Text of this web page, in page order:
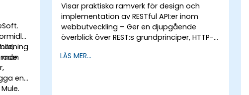
man
en
Visar praktiska ramverk för design och
implementation av RESTful API:er inom
webbutveckling – Ger en djupgående
överblick över REST:s grundprinciper, HTTP-
resurser, serverarkitektur med koppling till
LÄS MER...